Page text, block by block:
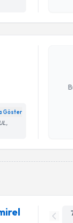
Göster
Ass. Dr.
uzmandan